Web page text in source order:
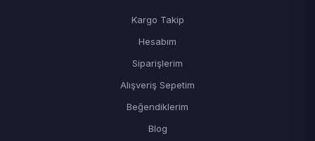
Kargo Takip
Hesabım
Siparişlerim
Alışveriş Sepetim
Beğendiklerim
Blog